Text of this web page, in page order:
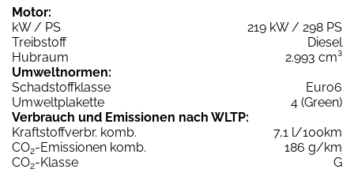
Motor:
kW / PS
219 kW / 298 PS
Treibstoff
Diesel
Hubraum
2.993 cm³
Umweltnormen:
Schadstoffklasse
Euro6
Umweltplakette
4 (Green)
Verbrauch und Emissionen nach WLTP:
Kraftstoffverbr. komb.
7,1 l/100km
CO2-Emissionen komb.
186 g/km
CO2-Klasse
G